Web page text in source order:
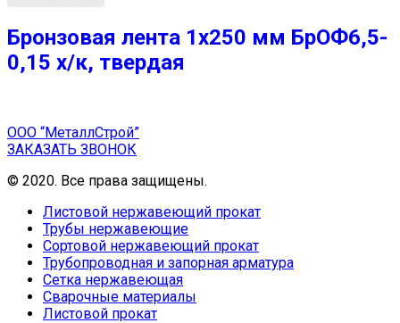
Бронзовая лента 1х250 мм БрОФ6,5-
0,15 х/к, твердая
ООО “МеталлСтрой”
ЗАКАЗАТЬ ЗВОНОК
© 2020. Все права защищены.
Листовой нержавеющий прокат
Трубы нержавеющие
Сортовой нержавеющий прокат
Трубопроводная и запорная арматура
Сетка нержавеющая
Сварочные материалы
Листовой прокат